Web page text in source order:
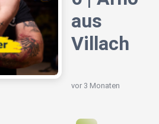
aus
Villach
vor 3 Monaten